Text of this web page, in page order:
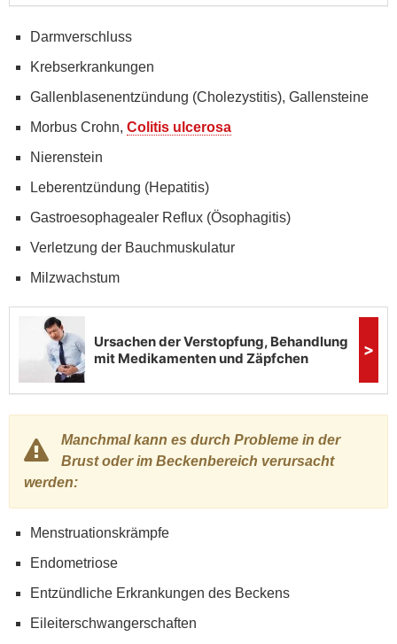
Darmverschluss
Krebserkrankungen
Gallenblasenentzündung (Cholezystitis), Gallensteine
Morbus Crohn, Colitis ulcerosa
Nierenstein
Leberentzündung (Hepatitis)
Gastroesophagealer Reflux (Ösophagitis)
Verletzung der Bauchmuskulatur
Milzwachstum
Manchmal kann es durch Probleme in der
Brust oder im Beckenbereich verursacht
werden:
Menstruationskrämpfe
Endometriose
Entzündliche Erkrankungen des Beckens
Eileiterschwangerschaften